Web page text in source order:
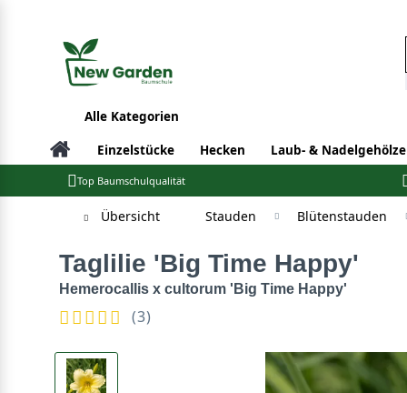
Alle Kategorien
Einzelstücke Hecken Laub- & Nadelgehölze
Top Baumschulqualität
Übersicht Stauden Blütenstauden
Taglilie 'Big Time Happy'
Hemerocallis x cultorum 'Big Time Happy'
(3)